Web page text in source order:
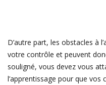
D’autre part, les obstacles à
votre contrôle et peuvent
souligné, vous devez vous
l’apprentissage pour que